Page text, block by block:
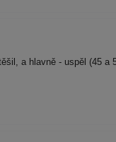
a hlavně - uspěl (45